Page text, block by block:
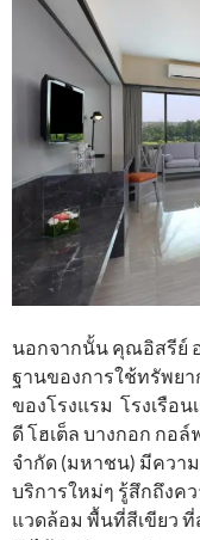
นอกจากนั้น คุณอิสรีย์
ฐานของการใช้ทรัพยา
ของโรงแรม โรงเรือ
ดี โฮเต็ล บางกอก กอ
จำกัด (มหาชน) มีควา
บริการใหม่ๆ รู้สึกถึงค
แวดล้อม พื้นที่สีเขียว